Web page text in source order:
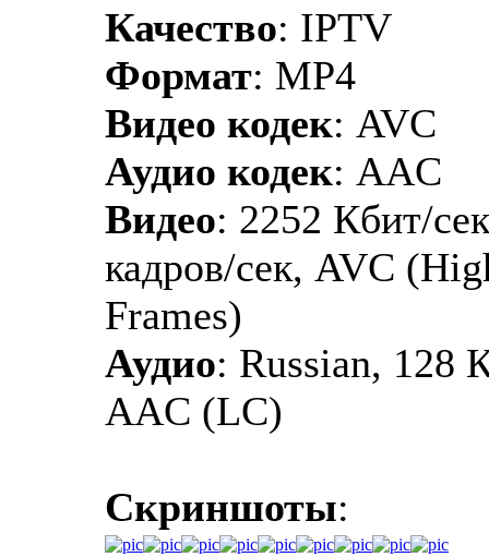
Качество: IPTV
Формат: MP4
Видео кодек: AVC
Аудио кодек: AAC
Видео: 2252 Кбит/
кадров/сек, AVC
Frames)
Аудио: Russian, 128
AAC (LC)
Скриншоты: